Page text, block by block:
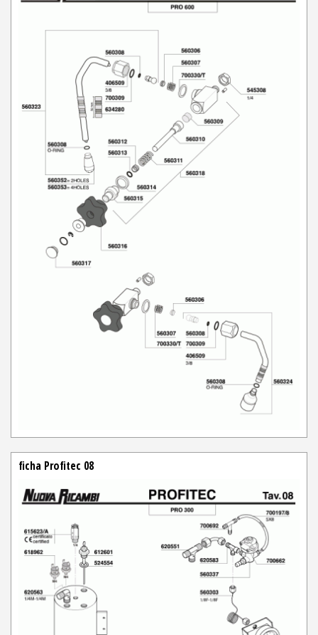
ficha Profitec 08